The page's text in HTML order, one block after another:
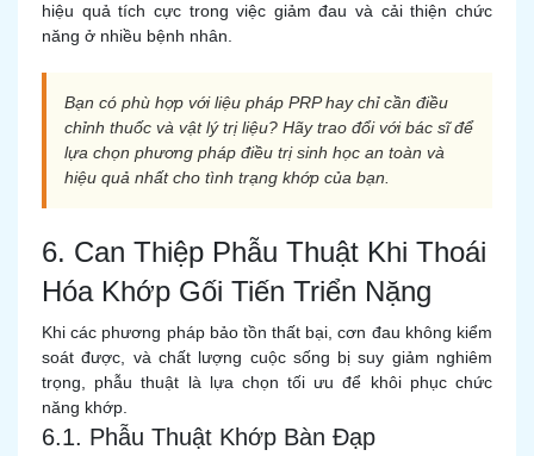
hiệu quả tích cực trong việc giảm đau và cải thiện chức
năng ở nhiều bệnh nhân.
Bạn có phù hợp với liệu pháp PRP hay chỉ cần điều
chỉnh thuốc và vật lý trị liệu? Hãy trao đổi với bác sĩ để
lựa chọn phương pháp điều trị sinh học an toàn và
hiệu quả nhất cho tình trạng khớp của bạn.
6. Can Thiệp Phẫu Thuật Khi Thoái
Hóa Khớp Gối Tiến Triển Nặng
Khi các phương pháp bảo tồn thất bại, cơn đau không kiểm
soát được, và chất lượng cuộc sống bị suy giảm nghiêm
trọng, phẫu thuật là lựa chọn tối ưu để khôi phục chức
năng khớp.
6.1. Phẫu Thuật Khớp Bàn Đạp